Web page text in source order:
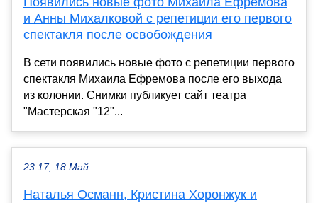
и Анны Михалковой с репетиции его первого
спектакля после освобождения
В сети появились новые фото с репетиции первого
спектакля Михаила Ефремова после его выхода
из колонии. Снимки публикует сайт театра
"Мастерская "12"...
23:17, 18 Май
Наталья Османн, Кристина Хоронжук и